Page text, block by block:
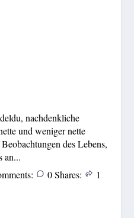
nachdenkliche
und weniger nette
des Lebens,
an...
0 Shares: 1